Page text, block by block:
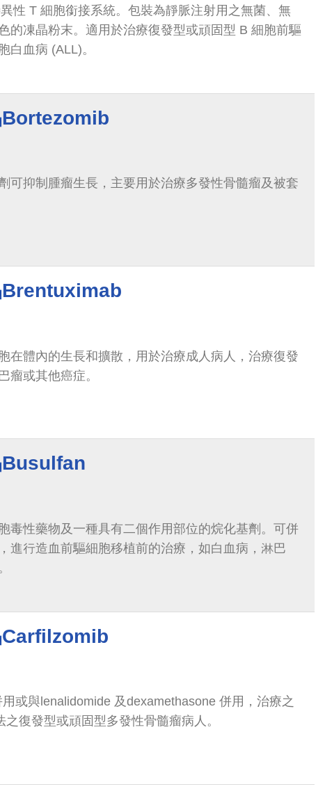
性 T 細胞銜接系統。包裝為靜脈注射用之無菌、無
的凍晶粉末。適用於治療復發型或頑固型 B 細胞前驅
白血病 (ALL)。
Bortezomib
可抑制腫瘤生長，主要用於治療多發性骨髓瘤及被套
Brentuximab
在體內的生長和擴散，用於治療成人病人，治療復發
瘤或其他癌症。
Busulfan
毒性藥物及一種具有二個作用部位的烷化基劑。可併
進行造血前驅細胞移植前的治療，如白血病，淋巴
Carfilzomib
或與lenalidomide 及dexamethasone 併用，治療之
復發型或頑固型多發性骨髓瘤病人。